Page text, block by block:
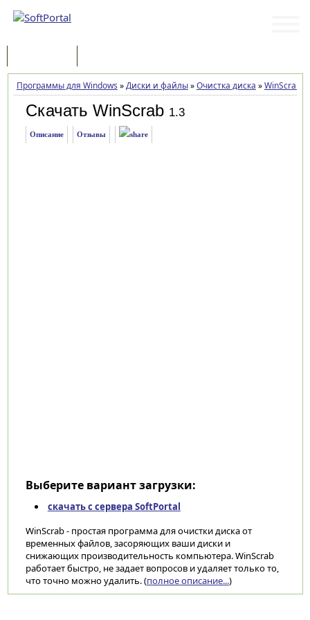
Программы для Windows »Диски и файлы»Очистка диска »WinScrab
Скачать WinScrab 1.3
Описание Отзывы
Выберите вариант загрузки:
скачать с сервера SoftPortal
WinScrab - простая программа для очистки диска от
временных файлов, засоряющих ваши диски и
снижающих производительность компьютера. WinScrab
работает быстро, не задает вопросов и удаляет только то,
что точно можно удалить. (полное описание...)